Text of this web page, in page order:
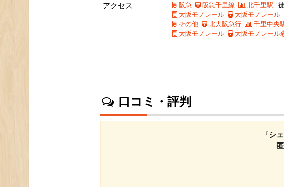
アクセス
阪急 阪急千里線 北千里駅
大阪モノレール
大阪モノレール
その他
北大阪急行 千里中央
大阪モノレール
大阪モノレール
口コミ・評判
『シ